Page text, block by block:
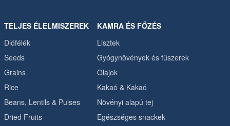
TELJES ÉLELMISZEREK
Diófélék
Seeds
Grains
Rice
Beans, Lentils & Pulses
Dried Fruits
KAMRA ÉS FŐZÉS
Lisztek
Gyógynövények és fűszerek
Olajok
Kakaó & Kakaó
Növényi alapú tej
Egészséges snackek